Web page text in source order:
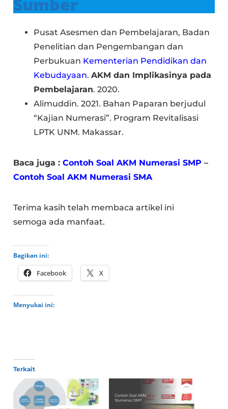
Pusat Asesmen dan Pembelajaran, Badan
Penelitian dan Pengembangan dan
Perbukuan Kementerian Pendidikan dan
Kebudayaan.AKM dan Implikasinya pada
Pembelajaran. 2020.
Alimuddin. 2021. Bahan Paparan berjudul
“Kajian Numerasi”. Program Revitalisasi
LPTK UNM. Makassar.
Baca juga :Contoh Soal AKM Numerasi SMP –
Contoh Soal AKM Numerasi SMA
Terima kasih telah membaca artikel ini
semoga ada manfaat.
Bagikan ini:
Facebook X
Menyukai ini:
Terkait